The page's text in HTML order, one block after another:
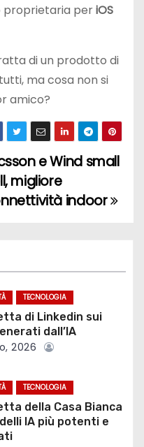
proprietaria periOS
di un prodotto di
ma cosa non si
amico?
e Wind small
migliore
indoor
TECNOLOGIA
di Linkedin sui
dall’IA
2026
TECNOLOGIA
della Casa Bianca
IA più potenti e